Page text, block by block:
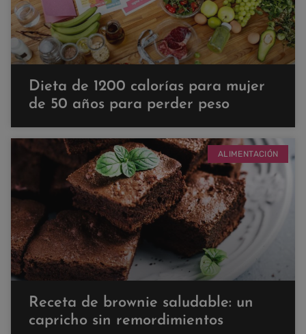
Dieta de 1200 calorías para mujer
de 50 años para perder peso
ALIMENTACIÓN
Receta de brownie saludable: un
capricho sin remordimientos